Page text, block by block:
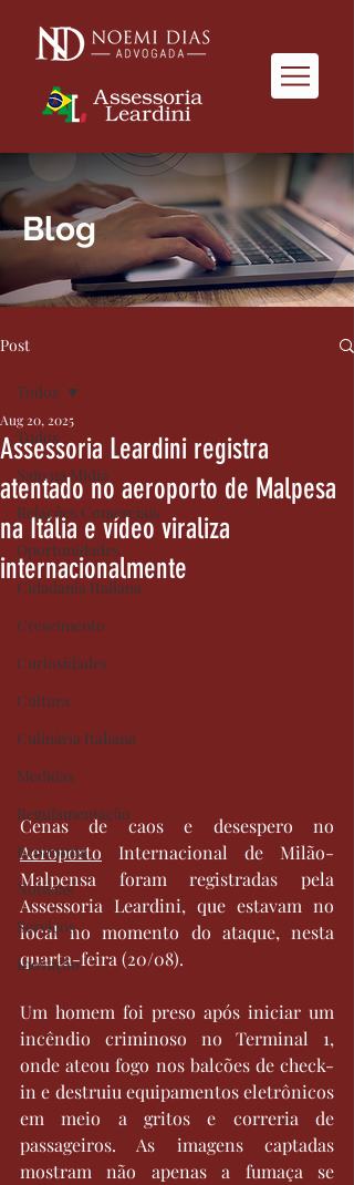
Blog
Post
Todos
Saiu na Mídia
Relações Comerciais
Oportunidades
Cidadania Italiana
Crescimento
Curiosidades
Cultura
Culinária Italiana
Medidas
Regulamentação
Economia
Notícias
Serviços
Inovação
Todos
Assessoria Leardini registra
atentado no aeroporto de Malpesa
na Itália e vídeo viraliza
internacionalmente
Aug 20, 2025
Aeroporto Internacional de Milão-
Malpensa foram registradas pela
Assessoria Leardini, que estavam no
local no momento do ataque, nesta
quarta-feira (20/08).
Um homem foi preso após iniciar um
incêndio criminoso no Terminal 1,
onde ateou fogo nos balcões de check-
in e destruiu equipamentos eletrônicos
em meio a gritos e correria de
passageiros. As imagens captadas
mostram não apenas a fumaça se